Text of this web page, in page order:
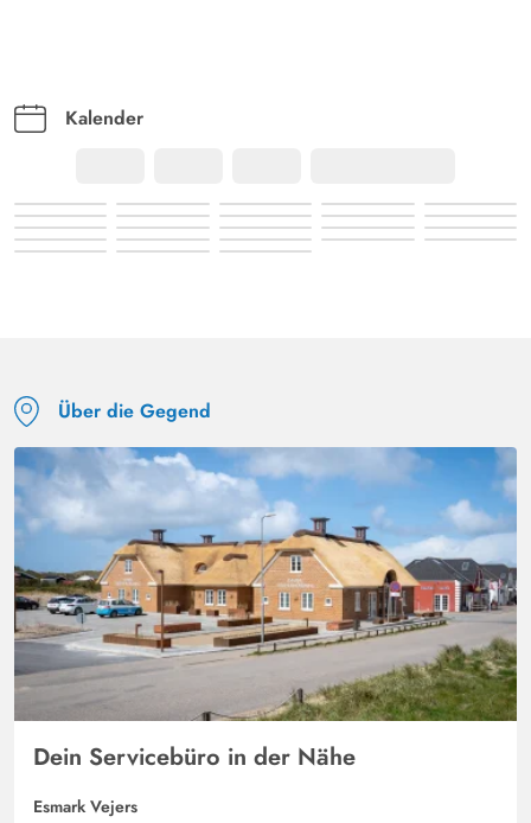
Kalender
Über die Gegend
Dein Servicebüro in der Nähe
Esmark Vejers